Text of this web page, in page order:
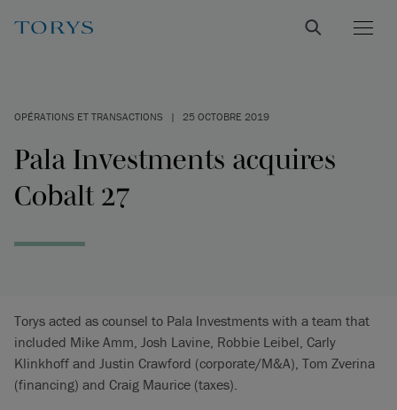
OPÉRATIONS ET TRANSACTIONS | 25 OCTOBRE 2019
Pala Investments acquires
Cobalt 27
Torys acted as counsel to Pala Investments with a team that
included Mike Amm, Josh Lavine, Robbie Leibel, Carly
Klinkhoff and Justin Crawford (corporate/M&A), Tom Zverina
(financing) and Craig Maurice (taxes).